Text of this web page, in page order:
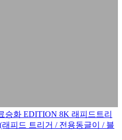
승화 EDITION 8K 래피드트리
피드 트리거 / 전용동글이 / 블